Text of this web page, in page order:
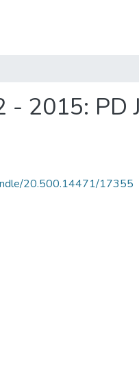
2015: PD
20.500.14471/17355